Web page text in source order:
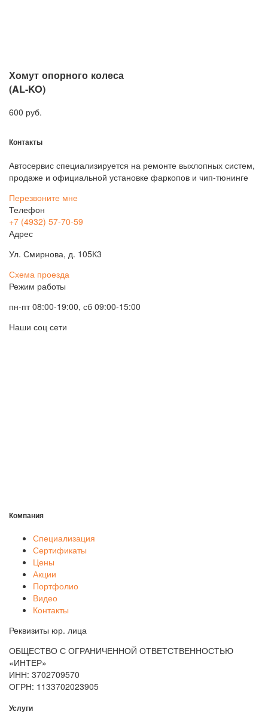
Хомут опорного колеса
(AL-KO)
600 руб.
Контакты
Автосервис специализируется на ремонте выхлопных систем,
продаже и официальной установке фаркопов и чип-тюнинге
Перезвоните мне
Телефон
+7 (4932) 57-70-59
Адрес
Ул. Смирнова, д. 105К3
Схема проезда
Режим работы
пн-пт 08:00-19:00, сб 09:00-15:00
Наши соц сети
Компания
Специализация
Сертификаты
Цены
Акции
Портфолио
Видео
Контакты
Реквизиты юр. лица
ОБЩЕСТВО С ОГРАНИЧЕННОЙ ОТВЕТСТВЕННОСТЬЮ
«ИНТЕР»
ИНН: 3702709570
ОГРН: 1133702023905
Услуги